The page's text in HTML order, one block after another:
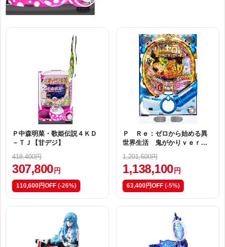
Ｐ中森明菜・歌姫伝説４ＫＤ
－ＴＪ【甘デジ】
418,400円
307,800円
110,600円OFF (-26%)
Ｐ Ｒｅ：ゼロから始める異
世界生活 鬼がかりｖｅｒ．
1,201,500円
1,138,100円
63,400円OFF (-5%)